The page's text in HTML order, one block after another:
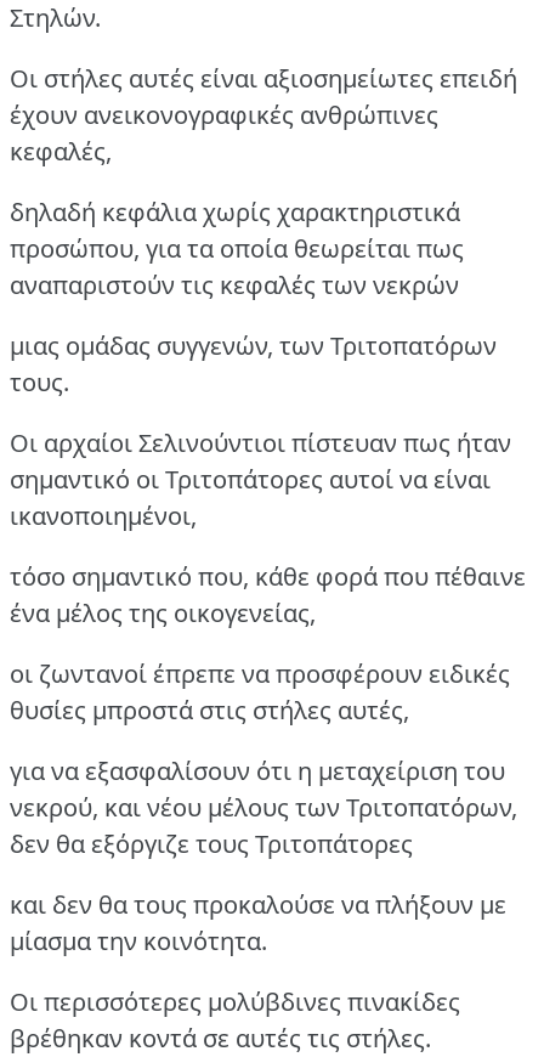
Στηλών.
Οι στήλες αυτές είναι αξιοσημείωτες επειδή
έχουν ανεικονογραφικές ανθρώπινες
κεφαλές,
δηλαδή κεφάλια χωρίς χαρακτηριστικά
προσώπου, για τα οποία θεωρείται πως
αναπαριστούν τις κεφαλές των νεκρών
μιας ομάδας συγγενών, των Τριτοπατόρων
τους.
Οι αρχαίοι Σελινούντιοι πίστευαν πως ήταν
σημαντικό οι Τριτοπάτορες αυτοί να είναι
ικανοποιημένοι,
τόσο σημαντικό που, κάθε φορά που πέθαινε
ένα μέλος της οικογενείας,
οι ζωντανοί έπρεπε να προσφέρουν ειδικές
θυσίες μπροστά στις στήλες αυτές,
για να εξασφαλίσουν ότι η μεταχείριση του
νεκρού, και νέου μέλους των Τριτοπατόρων,
δεν θα εξόργιζε τους Τριτοπάτορες
και δεν θα τους προκαλούσε να πλήξουν με
μίασμα την κοινότητα.
Οι περισσότερες μολύβδινες πινακίδες
βρέθηκαν κοντά σε αυτές τις στήλες.